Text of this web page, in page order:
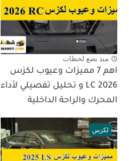
منذ بضع لحظات
اهم 7 مميزات وعيوب لكزس
LC 2026 و تحليل تفصيلي لأداء
المحرك والراحة الداخلية
لكزس